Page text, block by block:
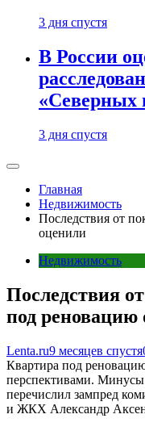
3 дня спустя
В России
«Северных
3 дня спустя
Главная
Недвижимость
Последствия от
оценили
Недвижимость
Последствия
под реновацию
Lenta.ru9 месяцев спустя
Квартира под
перспективами. Минусы
перечислил зампред
и ЖКХ Александр